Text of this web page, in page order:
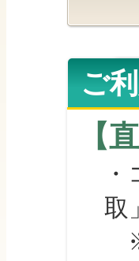
ご
【
・
取
※